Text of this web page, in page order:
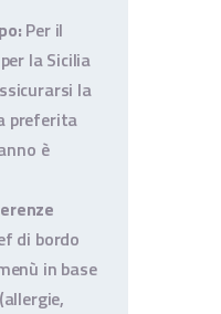
Per il
la Sicilia
la
preferita
è
di bordo
in base